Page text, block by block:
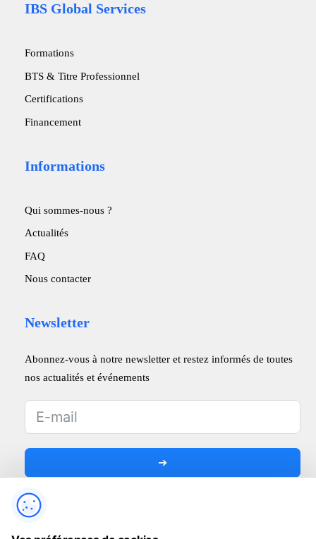
IBS Global Services
Formations
BTS & Titre Professionnel
Certifications
Financement
Informations
Qui sommes-nous ?
Actualités
FAQ
Nous contacter
Newsletter
Abonnez-vous à notre newsletter et restez informés de toutes
nos actualités et événements
➔